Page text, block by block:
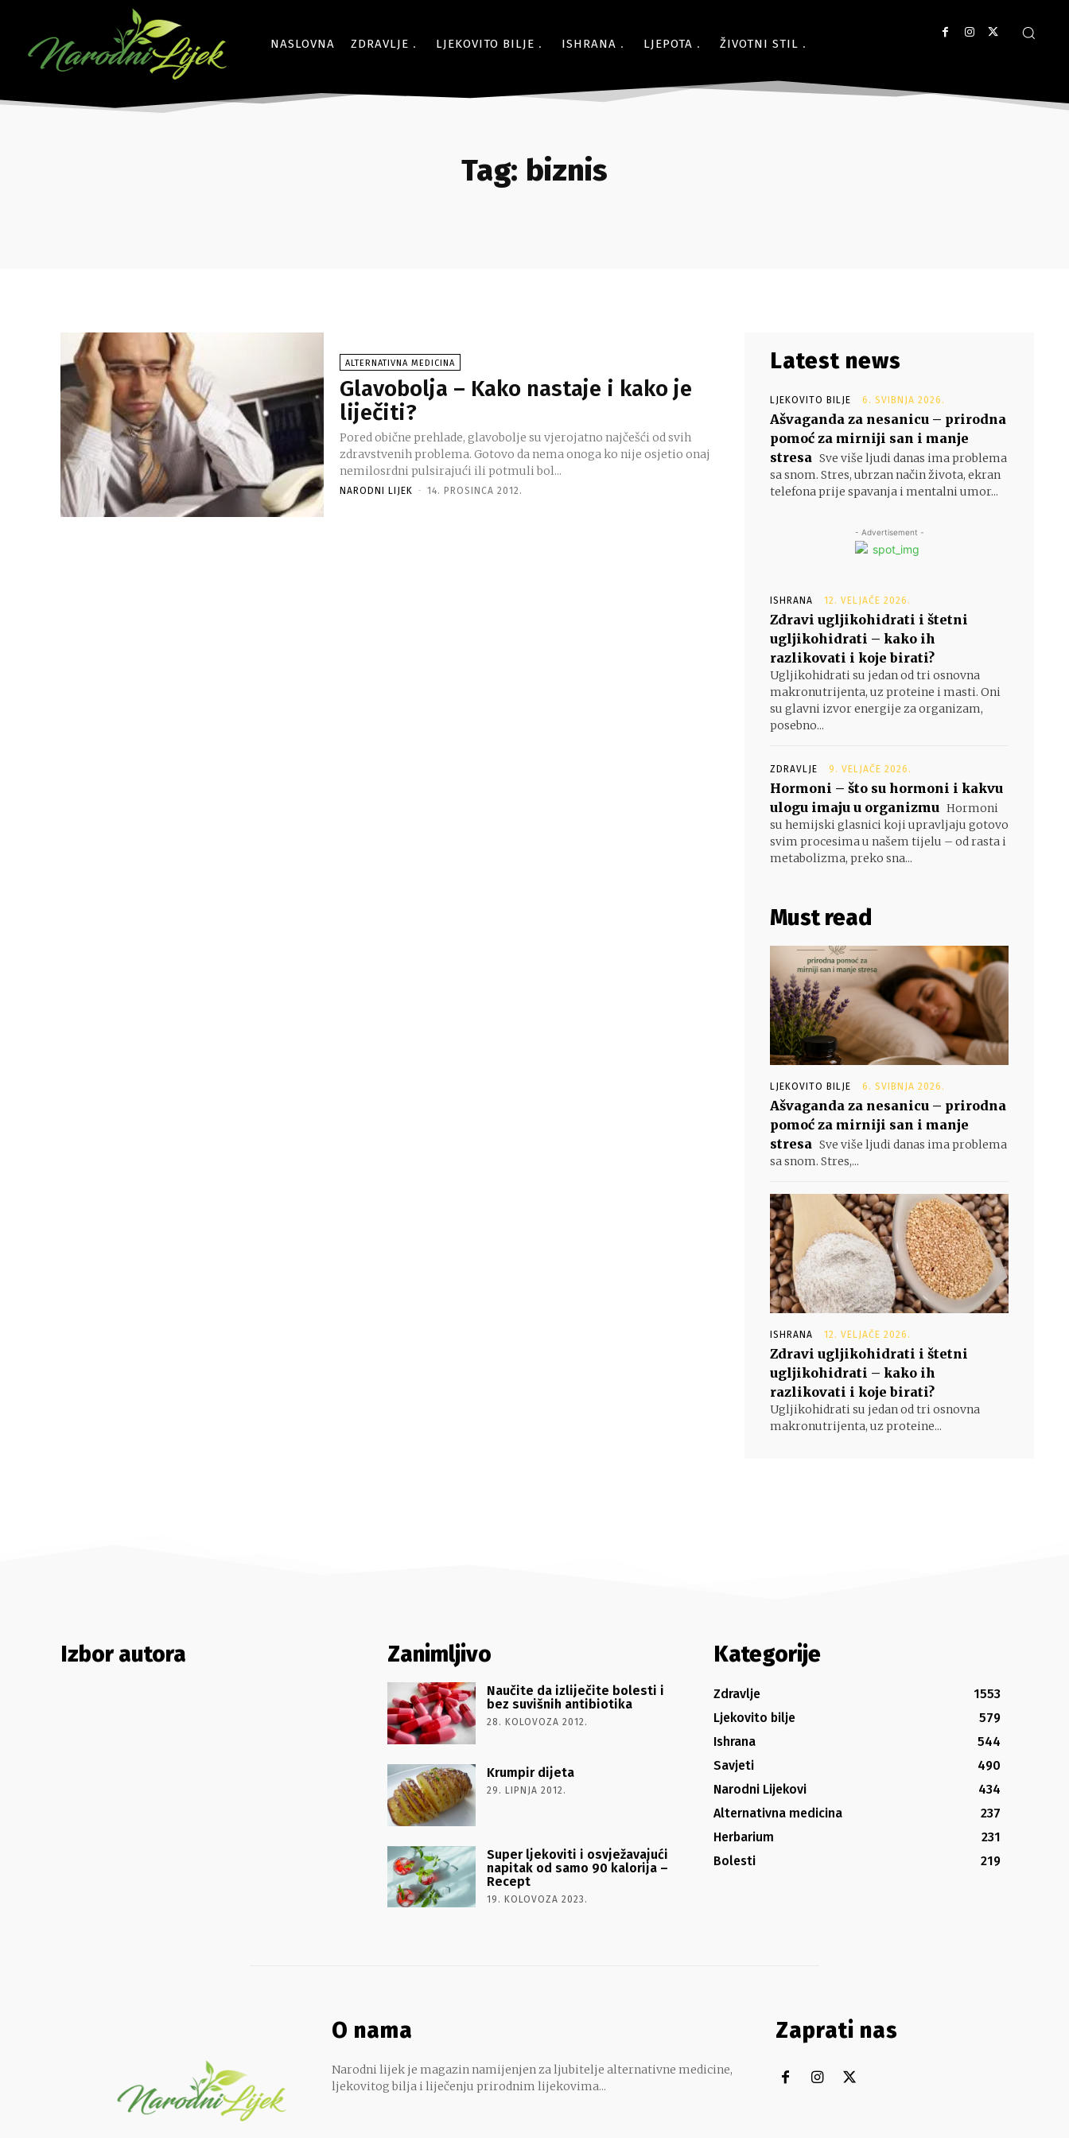
NASLOVNA ZDRAVLJE LJEKOVITO BILJE ISHRANA LJEPOTA ŽIVOTNI STIL
Tag: biznis
ALTERNATIVNA MEDICINA
Glavobolja – Kako nastaje i kako je
liječiti?
Pored obične prehlade, glavobolje su vjerojatno najčešći od svih
zdravstvenih problema. Gotovo da nema onoga ko nije osjetio onaj
nemilosrdni pulsirajući ili potmuli bol...
NARODNI LIJEK - 14. PROSINCA 2012.
Latest news
LJEKOVITO BILJE 6. SVIBNJA 2026.
Ašvaganda za nesanicu – prirodna
pomoć za mirniji san i manje
stresa Sve više ljudi danas ima problema
sa snom. Stres, ubrzan način života, ekran
telefona prije spavanja i mentalni umor...
- Advertisement -
ISHRANA 12. VELJAČE 2026.
Zdravi ugljikohidrati i štetni
ugljikohidrati – kako ih
razlikovati i koje birati?
Ugljikohidrati su jedan od tri osnovna
makronutrijenta, uz proteine i masti. Oni
su glavni izvor energije za organizam,
posebno...
ZDRAVLJE 9. VELJAČE 2026.
Hormoni – što su hormoni i kakvu
ulogu imaju u organizmu Hormoni
su hemijski glasnici koji upravljaju gotovo
svim procesima u našem tijelu – od rasta i
metabolizma, preko sna...
Must read
LJEKOVITO BILJE 6. SVIBNJA 2026.
Ašvaganda za nesanicu – prirodna
pomoć za mirniji san i manje
stresa Sve više ljudi danas ima problema
sa snom. Stres,...
ISHRANA 12. VELJAČE 2026.
Zdravi ugljikohidrati i štetni
ugljikohidrati – kako ih
razlikovati i koje birati?
Ugljikohidrati su jedan od tri osnovna
makronutrijenta, uz proteine...
Izbor autora Zanimljivo
Naučite da izliječite bolesti i
bez suvišnih antibiotika
28. KOLOVOZA 2012.
Krumpir dijeta
29. LIPNJA 2012.
Super ljekoviti i osvježavajući
napitak od samo 90 kalorija –
Recept
19. KOLOVOZA 2023.
Kategorije
Zdravlje
1553
Ljekovito bilje
579
Ishrana
544
Savjeti
490
Narodni Lijekovi
434
Alternativna medicina
237
Herbarium
231
Bolesti
219
O nama
Narodni lijek je magazin namijenjen za ljubitelje alternativne medicine,
ljekovitog bilja i liječenju prirodnim lijekovima...
Zaprati nas